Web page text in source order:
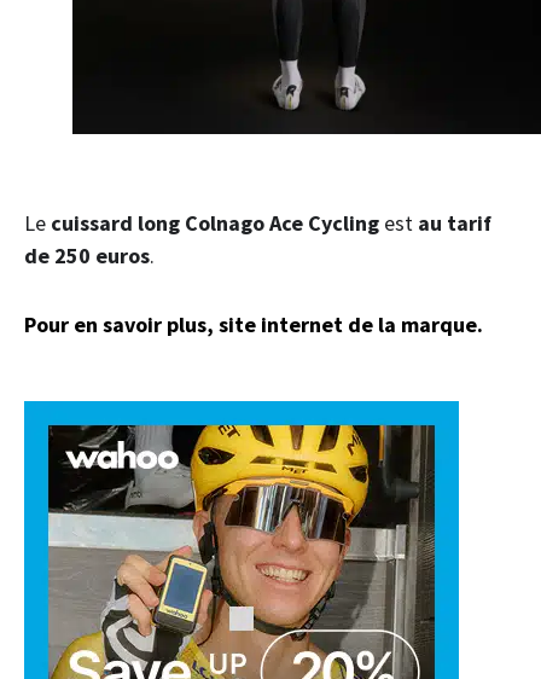
Le cuissard long Colnago Ace Cycling est au tarif
de 250 euros.
Pour en savoir plus, site internet de la marque.